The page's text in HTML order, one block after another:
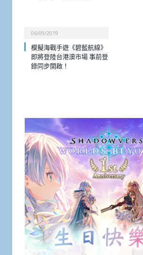
06/09/2019
模擬海戰手遊《碧藍航線》
即將登陸台港澳市場 事前登
錄同步開啟！